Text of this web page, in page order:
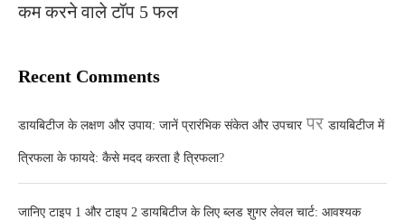
कम करने वाले टॉप 5 फल
Recent Comments
डायबिटीज के लक्षण और उपाय: जानें प्रारंभिक संकेत और उपचारपर डायबिटीज में
त्रिफला के फायदे: कैसे मदद करता है त्रिफला?
जानिए टाइप 1 और टाइप 2 डायबिटीज के लिए ब्लड शुगर लेवल चार्ट: आवश्यक